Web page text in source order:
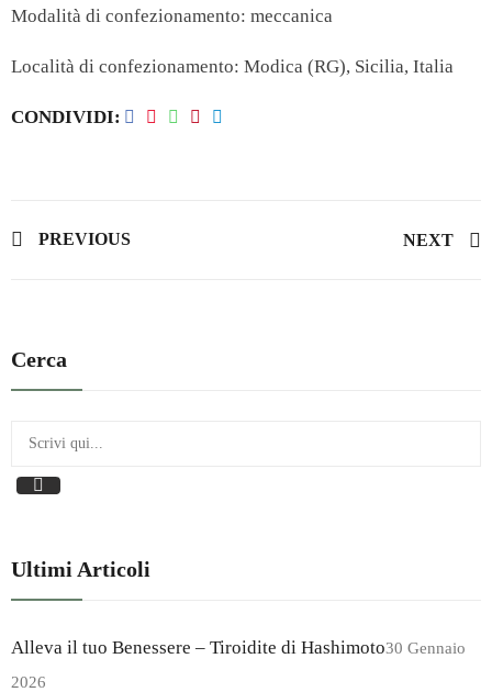
Modalità di confezionamento: meccanica
Località di confezionamento: Modica (RG), Sicilia, Italia
CONDIVIDI
PREVIOUS NEXT
Cerca
Ultimi Articoli
Alleva il tuo Benessere – Tiroidite di Hashimoto30 Gennaio
2026